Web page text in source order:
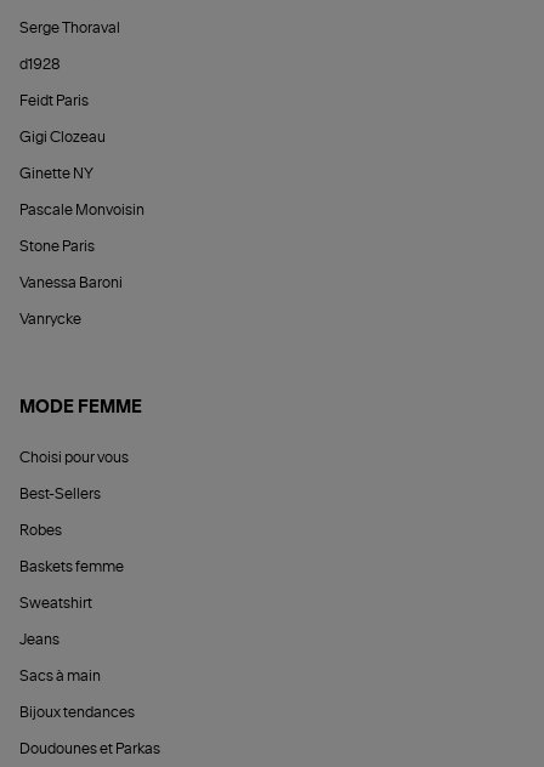
Serge Thoraval
d1928
Feidt Paris
Gigi Clozeau
Ginette NY
Pascale Monvoisin
Stone Paris
Vanessa Baroni
Vanrycke
MODE FEMME
Choisi pour vous
Best-Sellers
Robes
Baskets femme
Sweatshirt
Jeans
Sacs à main
Bijoux tendances
Doudounes et Parkas